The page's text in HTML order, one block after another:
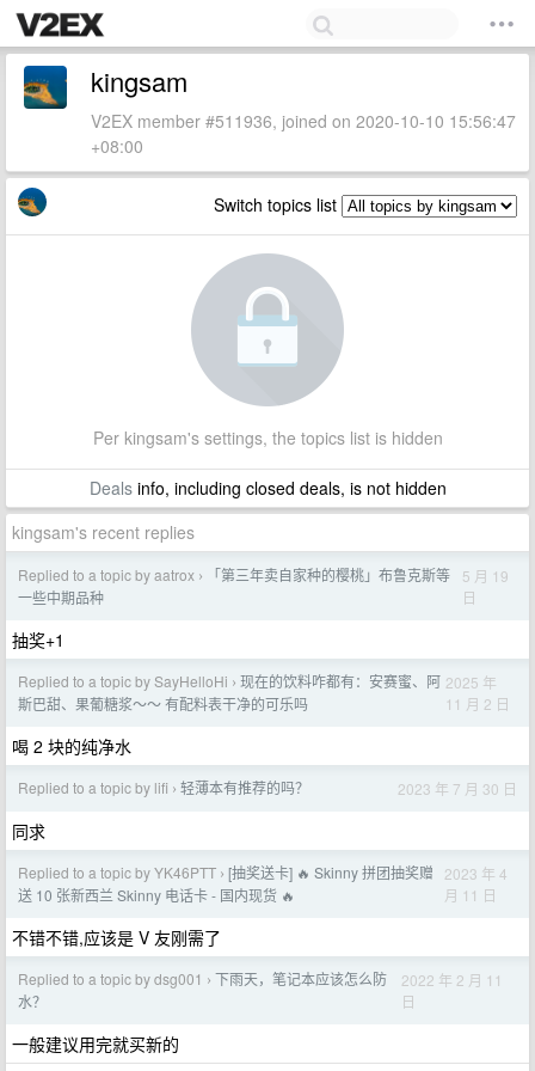
kingsam
V2EX member #511936, joined on 2020-10-10 15:56:47
+08:00
Switch topics list
Per kingsam's settings, the topics list is hidden
Dealsinfo, including closed deals, is not hidden
kingsam's recent replies
Replied to a topic by aatrox ›
「第三年卖自家种的樱桃」布鲁克斯等
一些中期品种
5 月 19
日
抽奖+1
Replied to a topic by SayHelloHi › 现在的饮料咋都有：安赛蜜、阿
斯巴甜、果葡糖浆～～ 有配料表干净的可乐吗
2025 年
11 月 2 日
喝 2 块的纯净水
Replied to a topic by lifi › 轻薄本有推荐的吗？ 2023 年 7 月 30 日
同求
Replied to a topic by YK46PTT › [抽奖送卡] 🔥 Skinny 拼团抽奖赠
送 10 张新西兰 Skinny 电话卡 - 国内现货 🔥
2023 年 4
月 11 日
不错不错,应该是 V 友刚需了
Replied to a topic by dsg001 › 下雨天，笔记本应该怎么防
水？
2022 年 2 月 11
日
一般建议用完就买新的